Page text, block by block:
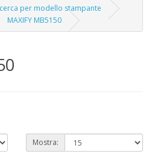
per modello stampante
MAXIFY MB5150
Mostra: